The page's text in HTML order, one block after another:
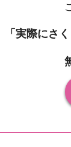
「実際にさ